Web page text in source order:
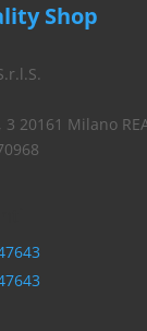
Shop
20161 Milano